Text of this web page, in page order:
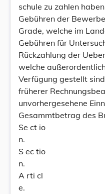
schule zu zahlen
Gebühren der
Grade, welche im
Gebühren für
Rückzahlung der
welche
Verfügung gestellt
früherer
unvorhergesehene
Gesammtbetrag des
Se ct io
n.
S ec tio
n.
A rti cl
e.